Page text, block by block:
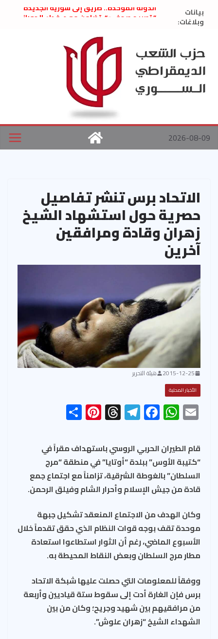
بيانات
وبلاغات:
الدولة الموحّدة.. طريق إلى سورية الجديدة
العام السابق لحزب الاتحاد الاشتراكي العربي
الديمقراطي
بلاغ صادر عن اجتماع اللجنة المركزية نيسان
2026
الحرب الأمريكية الإسرائيلية على نظام الملالي
في إيران .. بيان من حزب الشعب الديمقراطي
السوري
2026-08-09
الاتحاد برس تنشر تفاصيل
حصرية حول استشهاد الشيخ
زهران وقادة ومرافقين
آخرين
2015-12-25 هيئة التحرير
الأخبار المحلية
E
m
ail
W
h
at
s
A
p
p
F
ac
e
b
o
ok
Te
le
gr
a
m
T
hr
ea
ds
Pi
nt
er
es
t
ar
e
قام الطيران الحربي الروسي باستهداف مقراً في
“كتيبة الأوس” ببلدة “أوتايا” في منطقة “مرج
السلطان” بالغوطة الشرقية، تزامناً مع اجتماع جمع
قادة من جيش الإسلام وأحرار الشام وفيلق الرحمن.
وكان الهدف من الاجتماع المنعقد تشكيل جبهة
موحدة تقف بوجه قوات النظام الذي حقق تقدماً خلال
الأسبوع الماضي، رغم أن الثوار استطاعوا استعادة
مطار مرج السلطان وبعض النقاط المحيطة به.
ووفقاً للمعلومات التي حصلت عليها شبكة الاتحاد
برس فإن الغارة أدت إلى سقوط ستة قياديين وأربعة
من مرافقيهم بين شهيد وجريح؛ وكان من بين
الشهداء الشيخ “زهران علوش”.